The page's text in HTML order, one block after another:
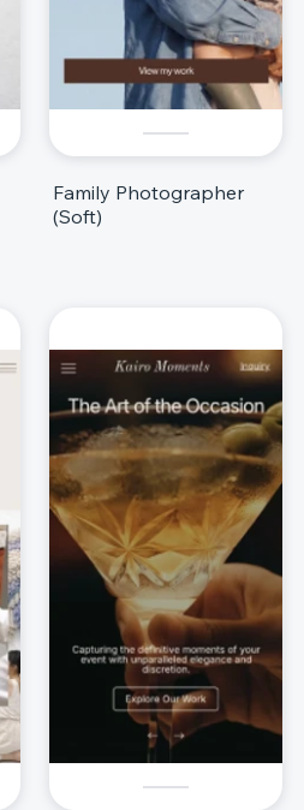
Family Photographer
(Soft)